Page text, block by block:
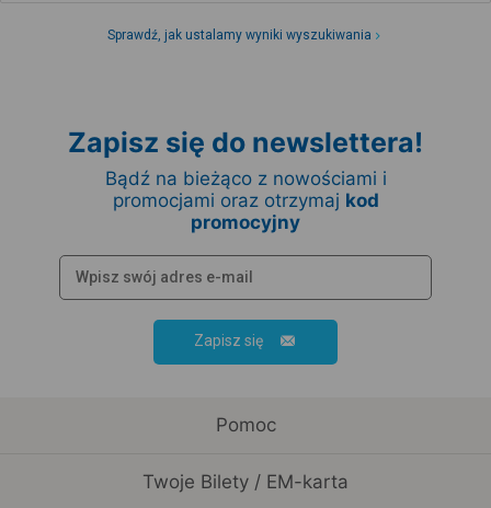
Sprawdź, jak ustalamy wyniki wyszukiwania
Zapisz się do newslettera!
Bądź na bieżąco z nowościami i
promocjami oraz otrzymaj kod
promocyjny
Zapisz się
Pomoc
Twoje Bilety / EM-karta